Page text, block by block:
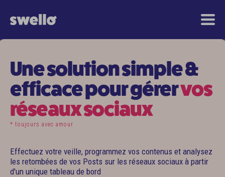
Une solution simple &
efficace pour gérervos
réseaux sociaux
* toujours avec amour
Effectuez votre veille, programmez vos contenus et analysez
les retombées de vos Posts sur les réseaux sociaux à partir
d'un unique tableau de bord